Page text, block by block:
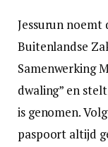
Jessurun noemt
Buitenlandse
Samenwerking
dwaling” en
is genomen.
paspoort altijd